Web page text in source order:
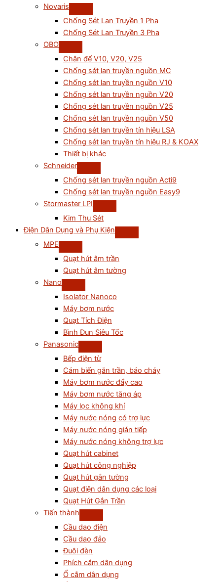
Novaris
Chống Sét Lan Truyền 1 Pha
Chống Sét Lan Truyền 3 Pha
OBO
Chân đế V10, V20, V25
Chống sét lan truyền nguồn MC
Chống sét lan truyền nguồn V10
Chống sét lan truyền nguồn V20
Chống sét lan truyền nguồn V25
Chống sét lan truyền nguồn V50
Chống sét lan truyền tín hiệu LSA
Chống sét lan truyền tín hiệu RJ & KOAX
Thiết bị khác
Schneider
Chống sét lan truyền nguồn Acti9
Chống sét lan truyền nguồn Easy9
Stormaster LPI
Kim Thu Sét
Điện Dân Dụng và Phụ Kiện
MPE
Quạt hút âm trần
Quạt hút âm tường
Nano
Isolator Nanoco
Máy bơm nước
Quạt Tích Điện
Bình Đun Siêu Tốc
Panasonic
Bếp điện từ
Cám biến gắn trần, báo cháy
Máy bơm nước đẩy cao
Máy bơm nước tăng áp
Máy lọc không khí
Máy nước nóng có trợ lực
Máy nước nóng gián tiếp
Máy nước nóng không trợ lực
Quạt hút cabinet
Quạt hút công nghiệp
Quạt hút gắn tường
Quạt điện dân dụng các loại
Quạt Hút Gắn Trần
Tiến thành
Cầu dao điện
Cầu dao đảo
Đuôi đèn
Phích cắm dân dụng
Ổ cắm dân dụng